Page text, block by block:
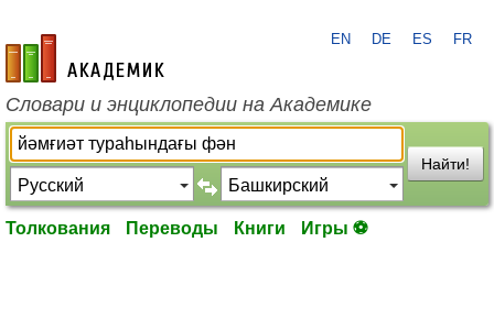
academic.ru
EN DE ES FR
Словари и энциклопедии на Академике
Найти!
Толкования Переводы Книги Игры ⚽